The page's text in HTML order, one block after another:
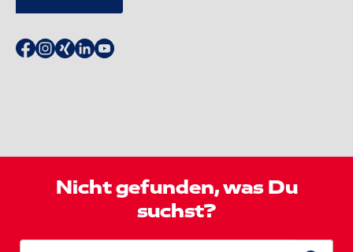
Nicht gefunden, was Du
suchst?